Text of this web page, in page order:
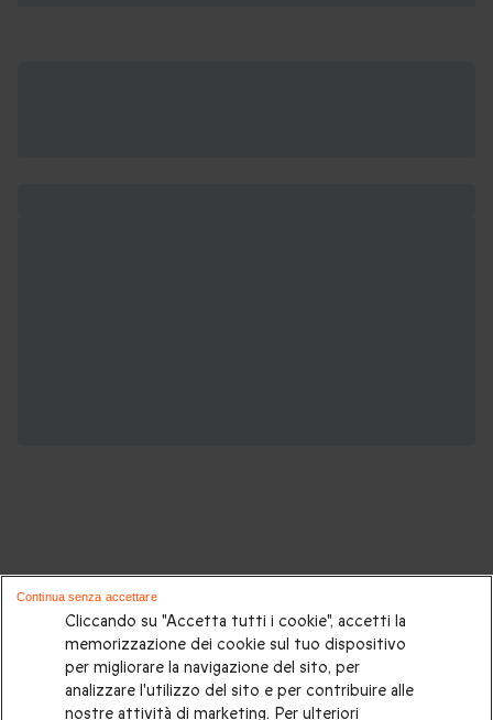
Potrebbero piacerti anche questi cofanetti
regalo:
Cosa regalare?|Idee regalo originali|Perchè regalare una
gift card|Buono regalo|Regali di compleanno
Cliccando su "Accetta tutti i cookie", accetti la
memorizzazione dei cookie sul tuo dispositivo
per migliorare la navigazione del sito, per
analizzare l'utilizzo del sito e per contribuire alle
nostre attività di marketing. Per ulteriori
Continua senza accettare